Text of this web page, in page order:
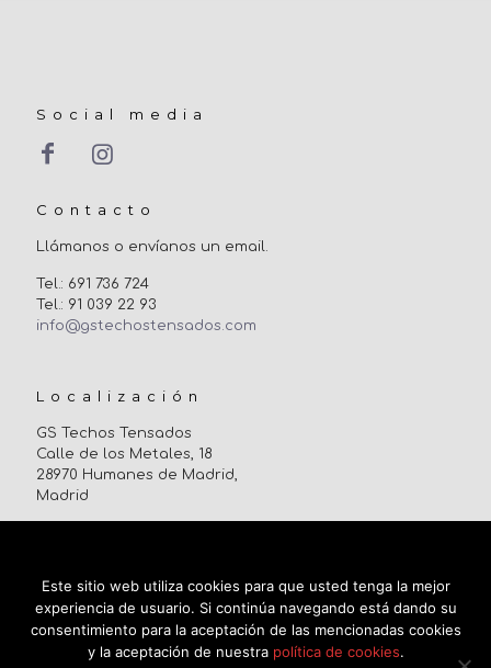
Social media
Contacto
Llámanos o envíanos un email.
Tel.: 691 736 724
Tel.: 91 039 22 93
info@gstechostensados.com
Localización
GS Techos Tensados
Calle de los Metales, 18
28970 Humanes de Madrid,
Madrid
Este sitio web utiliza cookies para que usted tenga la mejor
experiencia de usuario. Si continúa navegando está dando su
consentimiento para la aceptación de las mencionadas cookies
y la aceptación de nuestra política de cookies.